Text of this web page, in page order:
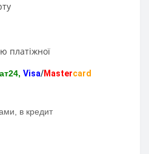
платіжної
Visa/Mastercard
в кредит